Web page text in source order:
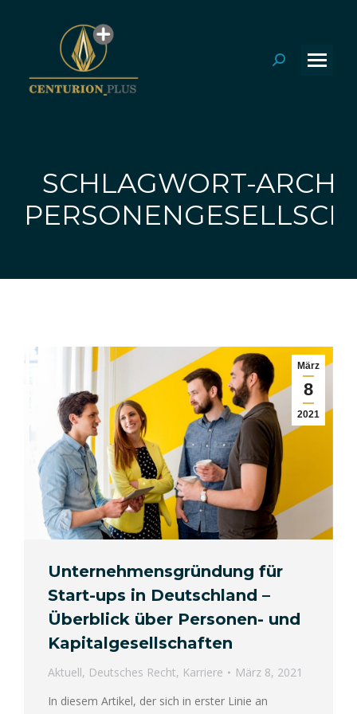
Search:
SCHLAGWORT-
März
8
2021
Unternehmensgründung für
Start-ups in Deutschland –
Überblick über Personen- und
Kapitalgesellschaften
Aktuell, Deutsches Recht, Karriere
März 8, 2021
In diesem Artikel, der sich in erster Linie an